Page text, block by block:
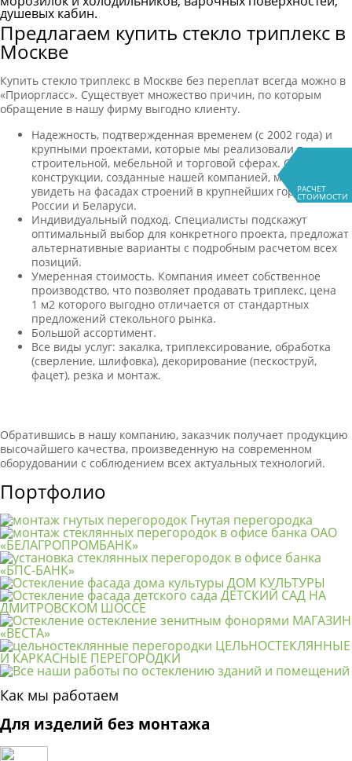
РАСЧЕТ
СТОИМОСТИ
душевых кабин.
Предлагаем купить стекло триплекс в
Москве
Купить стекло триплекс в Москве без переплат всегда можно в
«Приоргласс». Существует множество причин, по которым
обращение в нашу фирму выгодно клиенту.
Надежность, подтвержденная временем (с 2002 года) и
крупными проектами, которые мы реализовали в
строительной, мебельной и торговой сферах. Стеклянные
конструкции, созданные нашей компанией, можно
увидеть на фасадах строений в крупнейших городах
России и Беларуси.
Индивидуальный подход. Специалисты подскажут
оптимальный выбор для конкретного проекта, предложат
альтернативные варианты с подробным расчетом всех
позиций.
Умеренная стоимость. Компания имеет собственное
производство, что позволяет продавать триплекс, цена
1 м2 которого выгодно отличается от стандартных
предложений стекольного рынка.
Большой ассортимент.
Все виды услуг: закалка, триплексирование, обработка
(сверление, шлифовка), декорирование (пескоструй,
фацет), резка и монтаж.
Обратившись в нашу компанию, заказчик получает продукцию
высочайшего качества, произведенную на современном
оборудовании с соблюдением всех актуальных технологий.
Портфолио
Гнутая перегородка
ОАО
«БЕЛАГРОПРОМБАНК»
«БПС-БАНК»
ДОМ КУЛЬТУРЫ
ДЕТСКИЙ САД НА
ДМИТРОВСКОМ ШОССЕ
МАГАЗИН
«ВЕСТА»
ЦЕЛЬНОСТЕКЛЯННЫЕ
И КАРКАСНЫЕ ПЕРЕГОРОДКИ
Как мы работаем
Для изделий без монтажа